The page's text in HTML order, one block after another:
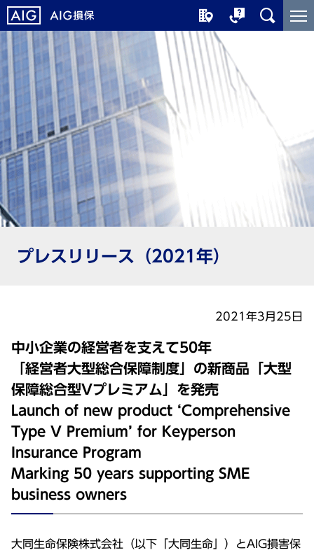
メ
イ
ン
コ
ン
テ
ン
ツ
に
ジ
ャ
ン
プ
こ
こ
か
ら
メ
イ
ン
コ
ン
テ
ン
ツ
で
プレスリリース（2021年）
2021年3月25日
中小企業の経営者を支えて50年
「経営者大型総合保障制度」の新商品「大型
保障総合型Vプレミアム」を発売
Launch of new product ‘Comprehensive
Type V Premium’ for Keyperson
Insurance Program
Marking 50 years supporting SME
大同生命保険株式会社（以下「大同生命」）とAIG損害保